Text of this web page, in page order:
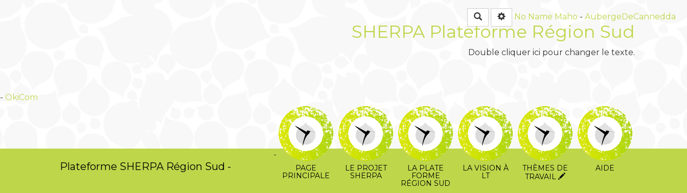
RechercherNo Name Maho - AubergeDeCannedda
SHERPA Plateforme Région Sud
Double cliquer ici pour changer le texte.
- OkiCom
Plateforme SHERPA Région Sud -
-
PasCherMontresPAGE
PRINCIPALE
LE PROJET
SHERPA
LA PLATE
FORME
RÉGION SUD
LA VISION À
LT
THÈMES DE
TRAVAIL
AIDE